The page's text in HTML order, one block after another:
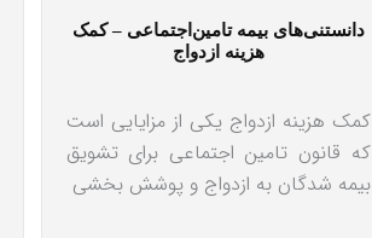
دانستنی‎های بیمه تامین‎اجتماعی – کمک
هزینه ازدواج
کمک هزینه ازدواج یکی از مزایایی است
که قانون تامین اجتماعی برای تشویق
بیمه شدگان به ازدواج و پوشش بخشی